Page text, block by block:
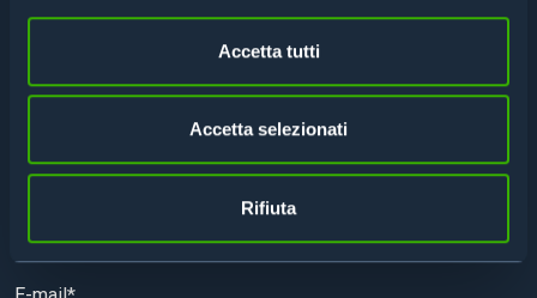
Accetta tutti
Accetta selezionati
Rifiuta